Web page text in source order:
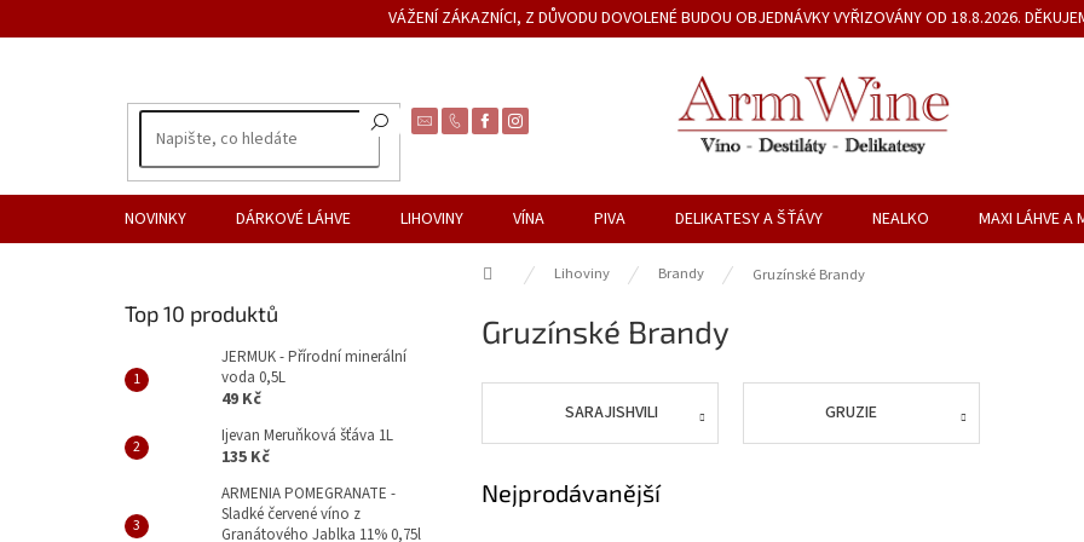
na
VÁŽENÍ ZÁKAZNÍCI, Z DŮVODU DOVOLENÉ BUDOU OBJEDNÁVKY VYŘIZOVÁNY OD 18.8.2026.
NOVINKY DÁRKOVÉ LÁHVE LIHOVINY VÍNA PIVA DELIKATESY A ŠŤÁVY NEALKO MAXI LÁHVE A
Domů Lihoviny Brandy Gruzínské Brandy
Top 10 produktů
JERMUK - Přírodní minerální
voda 0,5L
49 Kč
Ijevan Meruňková šťáva 1L
135 Kč
ARMENIA POMEGRANATE -
Sladké červené víno z
Granátového Jablka 11% 0,75l
Gruzínské Brandy
SARAJISHVILI GRUZIE
Nejprodávanější